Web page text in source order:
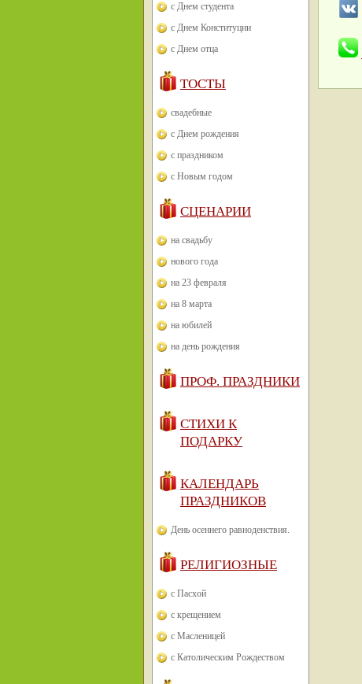
с Днем студента
с Днем Конституции
с Днем отца
ТОСТЫ
свадебные
с Днем рождения
с праздником
с Новым годом
СЦЕНАРИИ
на свадьбу
нового года
на 23 февраля
на 8 марта
на юбилей
на день рождения
ПРОФ. ПРАЗДНИКИ
СТИХИ К
ПОДАРКУ
КАЛЕНДАРЬ
ПРАЗДНИКОВ
День осеннего равноденствия.
РЕЛИГИОЗНЫЕ
с Пасхой
с крещением
с Масленицей
с Католическим Рождеством